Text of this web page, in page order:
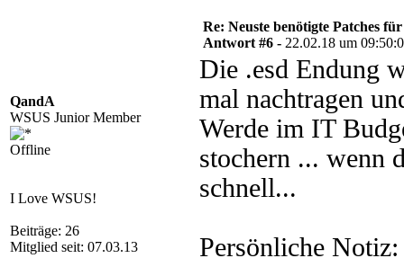
QandA
WSUS Junior Member
Offline
I Love WSUS!
Beiträge: 26
Mitglied seit: 07.03.13
Re: Neuste benötigte Patches
Antwort #6 - 22.02.18 um
Die .esd Endung
mal nachtragen
Werde im IT
stochern ... wenn
schnell...
Persönliche Notiz: